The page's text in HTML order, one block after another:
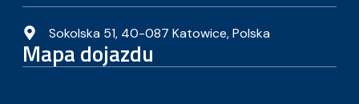
Sokolska 51, 40-087 Katowice, Polska
Mapa dojazdu